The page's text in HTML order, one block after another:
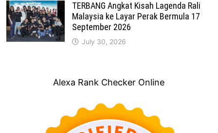
TERBANG Angkat Kisah Lagenda Rali
Malaysia ke Layar Perak Bermula 17
September 2026
July 30, 2026
Alexa Rank Checker Online